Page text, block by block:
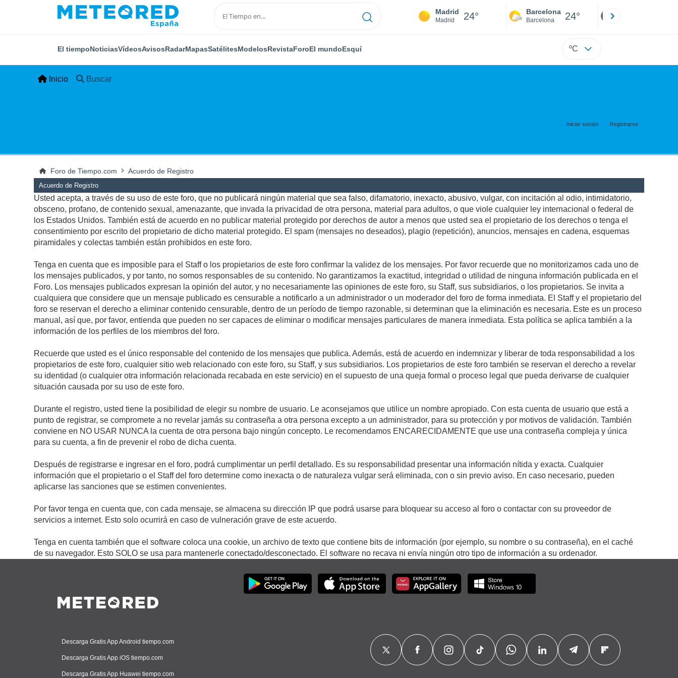
Madrid
Madrid 24° Barcelona
Barcelona 24°
El tiempoNoticiasVídeosAvisosRadarMapasSatélitesModelosRevistaForoEl mundoEsquí ºC
Inicio Buscar
Iniciar sesión Registrarse
Foro de Tiempo.com Acuerdo de Registro
Acuerdo de Registro
Usted acepta, a través de su uso de este foro, que no publicará ningún material que sea falso, difamatorio, inexacto, abusivo, vulgar, con incitación al odio, intimidatorio,
obsceno, profano, de contenido sexual, amenazante, que invada la privacidad de otra persona, material para adultos, o que viole cualquier ley internacional o federal de
los Estados Unidos. También está de acuerdo en no publicar material protegido por derechos de autor a menos que usted sea el propietario de los derechos o tenga el
consentimiento por escrito del propietario de dicho material protegido. El spam (mensajes no deseados), plagio (repetición), anuncios, mensajes en cadena, esquemas
piramidales y colectas también están prohibidos en este foro.
Tenga en cuenta que es imposible para el Staff o los propietarios de este foro confirmar la validez de los mensajes. Por favor recuerde que no monitorizamos cada uno de
los mensajes publicados, y por tanto, no somos responsables de su contenido. No garantizamos la exactitud, integridad o utilidad de ninguna información publicada en el
Foro. Los mensajes publicados expresan la opinión del autor, y no necesariamente las opiniones de este foro, su Staff, sus subsidiarios, o los propietarios. Se invita a
cualquiera que considere que un mensaje publicado es censurable a notificarlo a un administrador o un moderador del foro de forma inmediata. El Staff y el propietario del
foro se reservan el derecho a eliminar contenido censurable, dentro de un período de tiempo razonable, si determinan que la eliminación es necesaria. Este es un proceso
manual, así que, por favor, entienda que pueden no ser capaces de eliminar o modificar mensajes particulares de manera inmediata. Esta política se aplica también a la
información de los perfiles de los miembros del foro.
Recuerde que usted es el único responsable del contenido de los mensajes que publica. Además, está de acuerdo en indemnizar y liberar de toda responsabilidad a los
propietarios de este foro, cualquier sitio web relacionado con este foro, su Staff, y sus subsidiarios. Los propietarios de este foro también se reservan el derecho a revelar
su identidad (o cualquier otra información relacionada recabada en este servicio) en el supuesto de una queja formal o proceso legal que pueda derivarse de cualquier
situación causada por su uso de este foro.
Durante el registro, usted tiene la posibilidad de elegir su nombre de usuario. Le aconsejamos que utilice un nombre apropiado. Con esta cuenta de usuario que está a
punto de registrar, se compromete a no revelar jamás su contraseña a otra persona excepto a un administrador, para su protección y por motivos de validación. También
conviene en NO USAR NUNCA la cuenta de otra persona bajo ningún concepto. Le recomendamos ENCARECIDAMENTE que use una contraseña compleja y única
para su cuenta, a fin de prevenir el robo de dicha cuenta.
Después de registrarse e ingresar en el foro, podrá cumplimentar un perfil detallado. Es su responsabilidad presentar una información nítida y exacta. Cualquier
información que el propietario o el Staff del foro determine como inexacta o de naturaleza vulgar será eliminada, con o sin previo aviso. En caso necesario, pueden
aplicarse las sanciones que se estimen convenientes.
Por favor tenga en cuenta que, con cada mensaje, se almacena su dirección IP que podrá usarse para bloquear su acceso al foro o contactar con su proveedor de
servicios a internet. Esto solo ocurrirá en caso de vulneración grave de este acuerdo.
Tenga en cuenta también que el software coloca una cookie, un archivo de texto que contiene bits de información (por ejemplo, su nombre o su contraseña), en el caché
de su navegador. Esto SOLO se usa para mantenerle conectado/desconectado. El software no recava ni envía ningún otro tipo de información a su ordenador.
Descarga Gratis App Android tiempo.com
Descarga Gratis App iOS tiempo.com
Descarga Gratis App Huawei tiempo.com